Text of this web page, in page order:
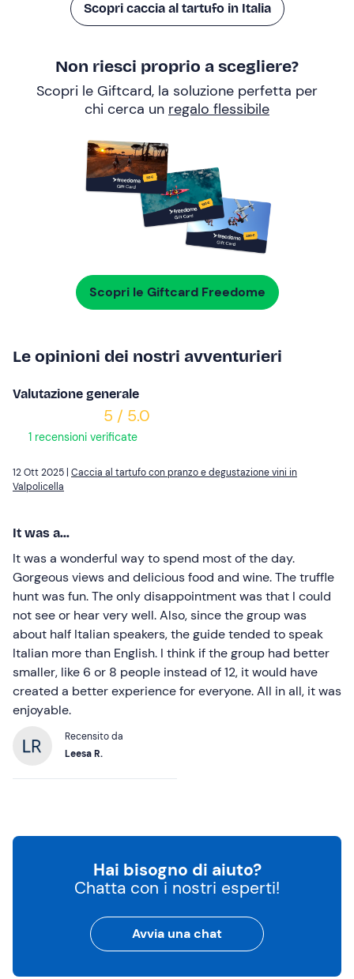
Scopri caccia al tartufo in Italia
Non riesci proprio a scegliere?
Scopri le Giftcard, la soluzione perfetta per
chi cerca un regalo flessibile
Scopri le Giftcard Freedome
Le opinioni dei nostri avventurieri
Valutazione generale
5 / 5.0
1 recensioni verificate
12 Ott 2025 | Caccia al tartufo con pranzo e degustazione vini in
Valpolicella
It was a...
It was a wonderful way to spend most of the day.
Gorgeous views and delicious food and wine. The truffle
hunt was fun. The only disappointment was that I could
not see or hear very well. Also, since the group was
about half Italian speakers, the guide tended to speak
Italian more than English. I think if the group had better
smaller, like 6 or 8 people instead of 12, it would have
created a better experience for everyone. All in all, it was
enjoyable.
Recensito da
Leesa R.
Hai bisogno di aiuto?
Chatta con i nostri esperti!
Avvia una chat